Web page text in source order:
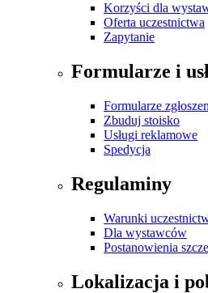
Korzyści dla
Oferta uczestnictwa
Zapytanie
Formularze i
Formularze
Zbuduj stoisko
Usługi reklamowe
Spedycja
Regulaminy
Warunki
Dla wystawców
Postanowienia
Lokalizacja i